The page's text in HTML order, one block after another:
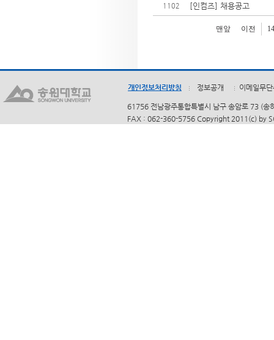
1102 [인컴즈] 채용공고
맨앞 이전
개인정보처리방침 정보공개 이메일무
61756 전남광주통합특별시 남구 송암로 73 (
FAX : 062-360-5756 Copyright 2011(c) by